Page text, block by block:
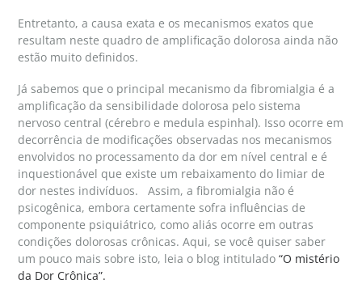
Entretanto, a causa exata e os mecanismos exatos que
resultam neste quadro de amplificação dolorosa ainda não
estão muito definidos.
Já sabemos que o principal mecanismo da fibromialgia é a
amplificação da sensibilidade dolorosa pelo sistema
nervoso central (cérebro e medula espinhal). Isso ocorre em
decorrência de modificações observadas nos mecanismos
envolvidos no processamento da dor em nível central e é
inquestionável que existe um rebaixamento do limiar de
dor nestes indivíduos. Assim, a fibromialgia não é
psicogênica, embora certamente sofra influências de
componente psiquiátrico, como aliás ocorre em outras
condições dolorosas crônicas. Aqui, se você quiser saber
um pouco mais sobre isto, leia o blog intitulado“O mistério
da Dor Crônica”.